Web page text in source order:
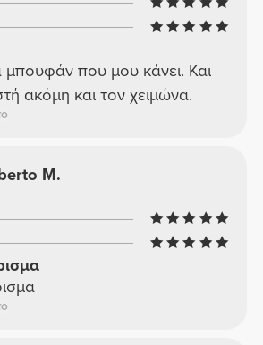
μπουφάν που μου κάνει. Και
ακόμη και τον χειμώνα.
M.